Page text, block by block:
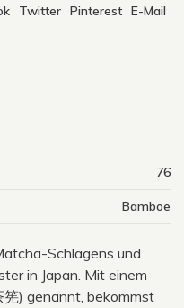
Twitter Pinterest E-Mail
76
Bamboe
Schlagens und
in Japan. Mit einem
) genannt, bekommst